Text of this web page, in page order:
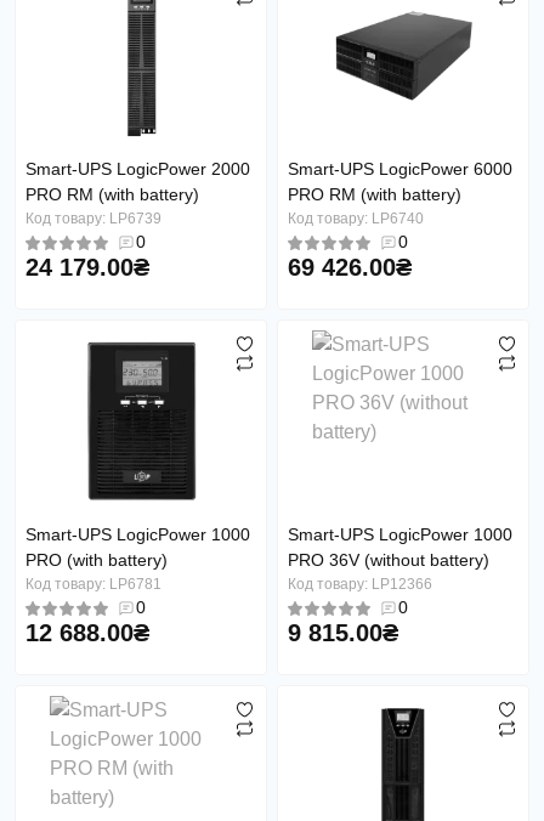
Smart-UPS LogicPower 2000
PRO RM (with battery)
Код товару: LP6739
0
24 179.00₴
Smart-UPS LogicPower 6000
PRO RM (with battery)
Код товару: LP6740
0
69 426.00₴
Smart-UPS LogicPower 1000
PRO (with battery)
Код товару: LP6781
0
12 688.00₴
Smart-UPS LogicPower 1000
PRO 36V (without battery)
Код товару: LP12366
0
9 815.00₴